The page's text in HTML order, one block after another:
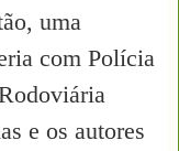
uma
com Polícia
e os autores